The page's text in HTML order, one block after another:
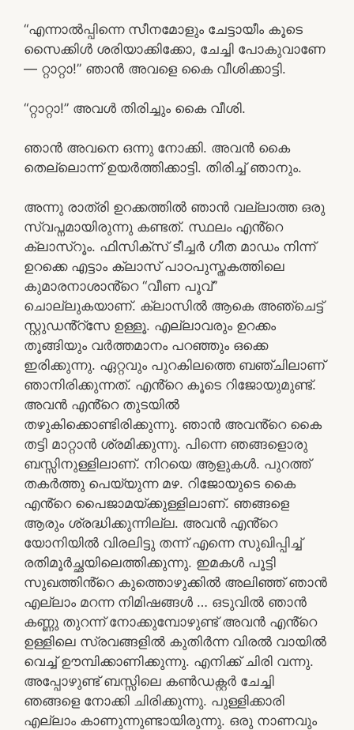
“എന്നാൽപ്പിന്നെ സീനമോളും ചേട്ടായീം കൂടെ
സൈക്കിൾ ശരിയാക്കിക്കോ, ചേച്ചി പോകുവാണേ
— റ്റാറ്റാ!” ഞാൻ അവളെ കൈ വീശിക്കാട്ടി.
“റ്റാറ്റാ!” അവൾ തിരിച്ചും കൈ വീശി.
ഞാൻ അവനെ ഒന്നു നോക്കി. അവൻ കൈ
തെല്ലൊന്ന് ഉയർത്തിക്കാട്ടി. തിരിച്ച് ഞാനും.
അന്നു രാത്രി ഉറക്കത്തിൽ ഞാൻ വല്ലാത്ത ഒരു
സ്വപ്നമായിരുന്നു കണ്ടത്. സ്ഥലം എൻ്റെ
ക്ലാസ്റൂം. ഫിസിക്സ് ടീച്ചർ ഗീത മാഡം നിന്ന്
ഉറക്കെ എട്ടാം ക്ലാസ് പാഠപുസ്തകത്തിലെ
കുമാരനാശാൻ്റെ “വീണ പൂവ്”
ചൊല്ലുകയാണ്. ക്ലാസിൽ ആകെ അഞ്ചെട്ട്
സ്റ്റുഡൻ്റ്സേ ഉള്ളൂ. എല്ലാവരും ഉറക്കം
തൂങ്ങിയും വർത്തമാനം പറഞ്ഞും ഒക്കെ
ഇരിക്കുന്നു. ഏറ്റവും പുറകിലത്തെ ബഞ്ചിലാണ്
ഞാനിരിക്കുന്നത്. എൻ്റെ കൂടെ റിജോയുമുണ്ട്.
അവൻ എൻ്റെ തുടയിൽ
തഴുകിക്കൊണ്ടിരിക്കുന്നു. ഞാൻ അവൻ്റെ കൈ
തട്ടി മാറ്റാൻ ശ്രമിക്കുന്നു. പിന്നെ ഞങ്ങളൊരു
ബസ്സിനുള്ളിലാണ്. നിറയെ ആളുകൾ. പുറത്ത്
തകർത്തു പെയ്യുന്ന മഴ. റിജോയുടെ കൈ
എൻ്റെ പൈജാമയ്ക്കുള്ളിലാണ്. ഞങ്ങളെ
ആരും ശ്രദ്ധിക്കുന്നില്ല. അവൻ എൻ്റെ
യോനിയിൽ വിരലിട്ടു തന്ന് എന്നെ സുഖിപ്പിച്ച്
രതിമൂർച്ഛയിലെത്തിക്കുന്നു. ഇമകൾ പൂട്ടി
സുഖത്തിൻ്റെ കുത്തൊഴുക്കിൽ അലിഞ്ഞ് ഞാൻ
എല്ലാം മറന്ന നിമിഷങ്ങൾ … ഒടുവിൽ ഞാൻ
കണ്ണു തുറന്ന് നോക്കുമ്പോഴുണ്ട് അവൻ എൻ്റെ
ഉള്ളിലെ സ്രവങ്ങളിൽ കുതിർന്ന വിരൽ വായിൽ
വെച്ച് ഊമ്പിക്കാണിക്കുന്നു. എനിക്ക് ചിരി വന്നു.
അപ്പോഴുണ്ട് ബസ്സിലെ കൺഡക്റ്റർ ചേച്ചി
ഞങ്ങളെ നോക്കി ചിരിക്കുന്നു. പുള്ളിക്കാരി
എല്ലാം കാണുന്നുണ്ടായിരുന്നു. ഒരു നാണവും